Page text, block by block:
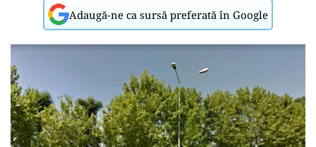
Adaugă-ne ca sursă preferată în Google